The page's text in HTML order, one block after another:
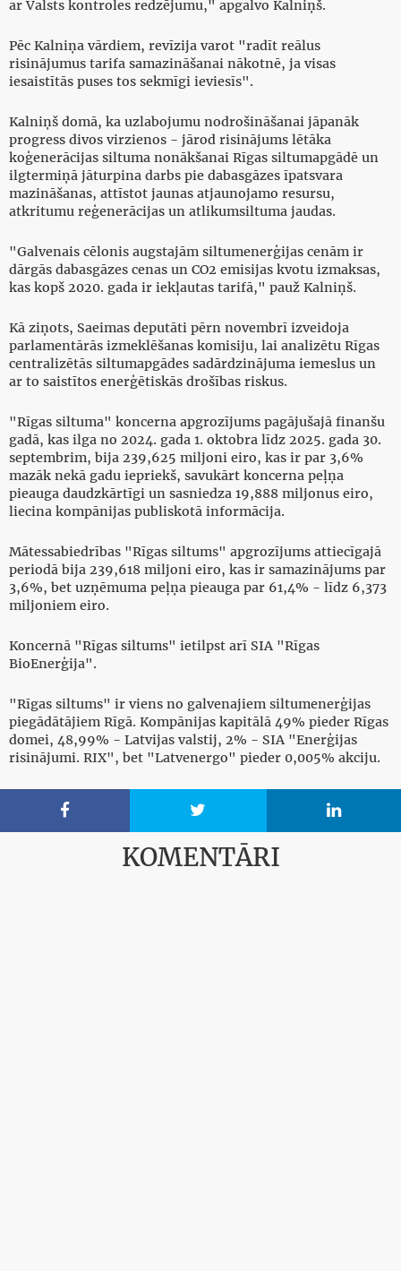
ar Valsts kontroles redzējumu," apgalvo Kalniņš.
Pēc Kalniņa vārdiem, revīzija varot "radīt reālus
risinājumus tarifa samazināšanai nākotnē, ja visas
iesaistītās puses tos sekmīgi ieviesīs".
Kalniņš domā, ka uzlabojumu nodrošināšanai jāpanāk
progress divos virzienos - jārod risinājums lētāka
koģenerācijas siltuma nonākšanai Rīgas siltumapgādē un
ilgtermiņā jāturpina darbs pie dabasgāzes īpatsvara
mazināšanas, attīstot jaunas atjaunojamo resursu,
atkritumu reģenerācijas un atlikumsiltuma jaudas.
"Galvenais cēlonis augstajām siltumenerģijas cenām ir
dārgās dabasgāzes cenas un CO2 emisijas kvotu izmaksas,
kas kopš 2020. gada ir iekļautas tarifā," pauž Kalniņš.
Kā ziņots, Saeimas deputāti pērn novembrī izveidoja
parlamentārās izmeklēšanas komisiju, lai analizētu Rīgas
centralizētās siltumapgādes sadārdzinājuma iemeslus un
ar to saistītos enerģētiskās drošības riskus.
"Rīgas siltuma" koncerna apgrozījums pagājušajā finanšu
gadā, kas ilga no 2024. gada 1. oktobra līdz 2025. gada 30.
septembrim, bija 239,625 miljoni eiro, kas ir par 3,6%
mazāk nekā gadu iepriekš, savukārt koncerna peļņa
pieauga daudzkārtīgi un sasniedza 19,888 miljonus eiro,
liecina kompānijas publiskotā informācija.
Mātessabiedrības "Rīgas siltums" apgrozījums attiecīgajā
periodā bija 239,618 miljoni eiro, kas ir samazinājums par
3,6%, bet uzņēmuma peļņa pieauga par 61,4% - līdz 6,373
miljoniem eiro.
Koncernā "Rīgas siltums" ietilpst arī SIA "Rīgas
BioEnerģija".
"Rīgas siltums" ir viens no galvenajiem siltumenerģijas
piegādātājiem Rīgā. Kompānijas kapitālā 49% pieder Rīgas
domei, 48,99% - Latvijas valstij, 2% - SIA "Enerģijas
risinājumi. RIX", bet "Latvenergo" pieder 0,005% akciju.
  
KOMENTĀRI